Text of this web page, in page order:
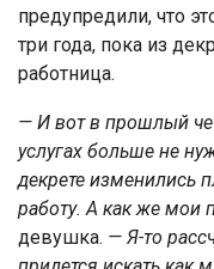
предупредили, что
три года, пока из
работница.
— И вот в прошлый
услугах больше не
декрете изменились
работу. А как же мои
девушка. — Я-то